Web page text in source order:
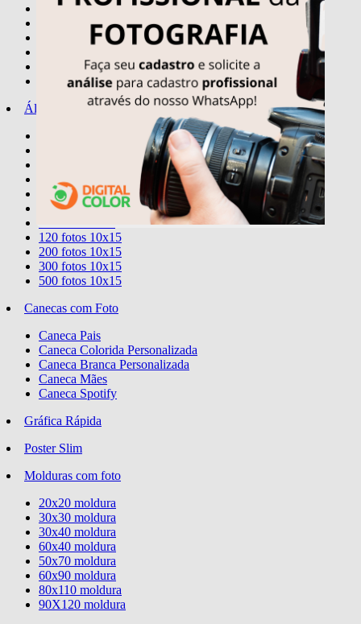
10x15
30X40
Álbuns
80 fotos 15x21
40 fotos 20x25
40 fotos 20x30
120 fotos 10x15
200 fotos 10x15
300 fotos 10x15
500 fotos 10x15
Canecas com Foto
Caneca Pais
Caneca Colorida Personalizada
Caneca Branca Personalizada
Caneca Mães
Caneca Spotify
Gráfica Rápida
Poster Slim
Molduras com foto
20x20 moldura
30x30 moldura
30x40 moldura
60x40 moldura
50x70 moldura
60x90 moldura
80x110 moldura
90X120 moldura